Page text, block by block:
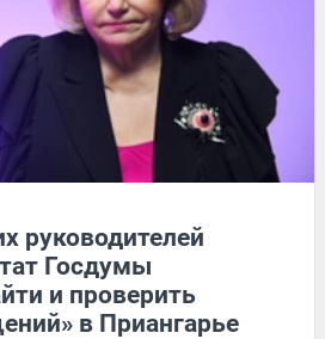
руководителей
Госдумы
и проверить
в Приангарье